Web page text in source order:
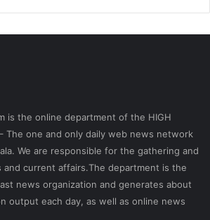
is the online department of the HIGH
– The one and only daily web news network
We are responsible for the gathering and
and current affairs.The department is the
news organization and generates about
output each day, as well as online news